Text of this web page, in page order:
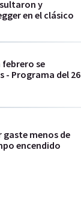
y
en el clásico
febrero se
- Programa del 26
gaste menos de
encendido